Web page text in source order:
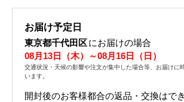
お届け予定日
東京都千代田区にお届けの場合
08月13日（木）～08月16日（日）
交通状況・天候の影響や注文が集中した場合等、お届けに
います。
開封後のお客様都合の返品・交換はで